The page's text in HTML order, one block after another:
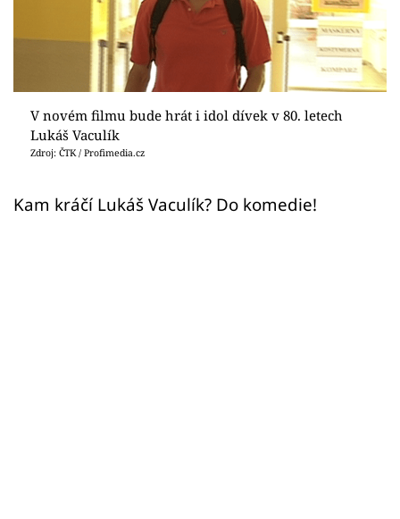
Sex a vztahy
Sledujte prima+
V novém filmu bude hrát i idol dívek v 80. letech
Lukáš Vaculík
Zdroj: ČTK / Profimedia.cz
Kam kráčí Lukáš Vaculík? Do komedie!